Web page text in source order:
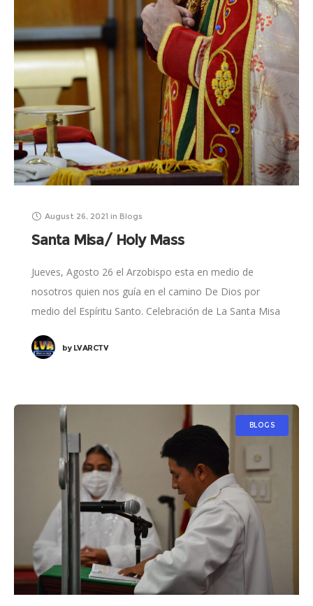
August 26, 2021 in Blogs
Santa Misa/ Holy Mass
Jueves, Agosto 26 el Arzobispo esta en medio de
nosotros quien nos guía en el camino De Dios por
medio del Espíritu Santo. Celebración de La Santa Misa
byLVARCTV
BLOGS